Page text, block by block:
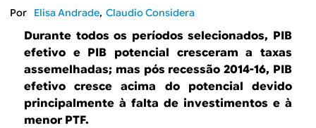
B
R
i
o
d
e
b
Elisa Andrade Claudio Considera
Durante todos os períodos selecionados, PIB
efetivo e PIB potencial cresceram a taxas
assemelhadas; mas pós recessão 2014-16, PIB
efetivo cresce acima do potencial devido
principalmente à falta de investimentos e à
menor PTF.